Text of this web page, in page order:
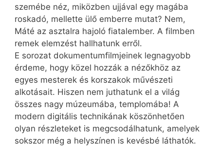
szemébe néz, miközben ujjával egy magába
roskadó, mellette ülő emberre mutat? Nem,
Máté az asztalra hajoló fiatalember. A filmben
remek elemzést hallhatunk erről.
E sorozat dokumentumfilmjeinek legnagyobb
érdeme, hogy közel hozzák a nézőkhöz az
egyes mesterek és korszakok művészeti
alkotásait. Hiszen nem juthatunk el a világ
összes nagy múzeumába, templomába! A
modern digitális technikának köszönhetően
olyan részleteket is megcsodálhatunk, amelyek
sokszor még a helyszínen is kevésbé láthatók.